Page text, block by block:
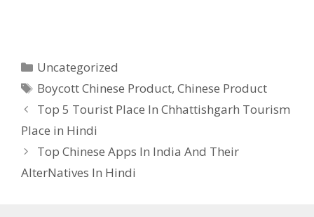
Categories
Uncategorized
Tags
Boycott Chinese Product,Chinese Product
Top 5 Tourist Place In Chhattishgarh Tourism
Place in Hindi
Top Chinese Apps In India And Their
AlterNatives In Hindi